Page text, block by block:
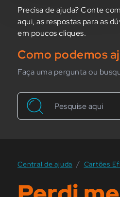
Precisa de ajuda? Conte
aqui, as respostas para as
em poucos cliques.
Como podemos
Faça uma pergunta ou
Central de ajuda / Cartões